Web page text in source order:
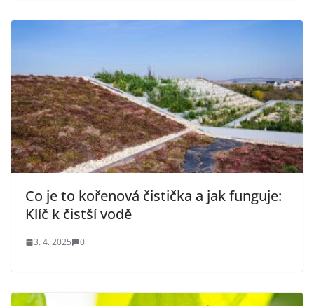
Co je to kořenová čistička a jak funguje:
Klíč k čistší vodě
3. 4. 2025 0